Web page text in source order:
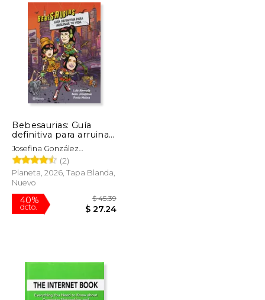
$ 25.15
Bebesaurias: Guía
definitiva para arruinar
tu vida
Josefina González
(@beibijosephine)
(2)
Planeta, 2026, Tapa Blanda,
Nuevo
dcto.